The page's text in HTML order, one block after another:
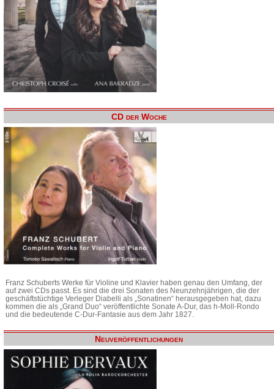
CD der Woche
Franz Schuberts Werke für Violine und Klavier haben genau den Umfang, der
auf zwei CDs passt. Es sind die drei Sonaten des Neunzehnjährigen, die der
geschäftstüchtige Verleger Diabelli als „Sonatinen“ herausgegeben hat, dazu
kommen die als „Grand Duo“ veröffentlichte Sonate A-Dur, das h-Moll-Rondo
und die bedeutende C-Dur-Fantasie aus dem Jahr 1827.
Neuveröffentlichungen